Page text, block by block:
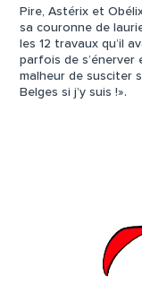
Pire, Astérix et
sa couronne de
les 12 travaux qu’il
parfois de
malheur de susciter
Belges si j’y suis !».